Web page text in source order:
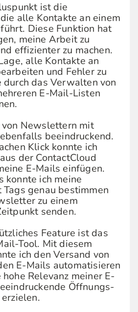
ist die
alle Kontakte an einem
Diese Funktion hat
meine Arbeit zu
effizienter zu machen.
alle Kontakte an
und Fehler zu
durch das Verwalten von
E-Mail-Listen
Newslettern mit
beeindruckend.
Klick konnte ich
der ContactCloud
E-Mails einfügen.
konnte ich meine
genau bestimmen
zu einem
senden.
Feature ist das
Tool. Mit diesem
ich den Versand von
E-Mails automatisieren
Relevanz meiner E-
Öffnungs-